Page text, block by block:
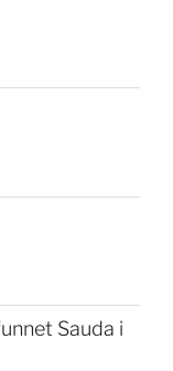
Sauda i